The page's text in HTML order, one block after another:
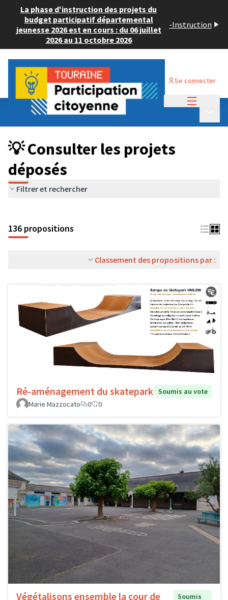
La phase d'instruction des projets du
budget participatif départemental
jeunesse 2026 est en cours : du 06 juillet
2026 au 11 octobre 2026
-Instruction
Se connecter
Budget Participatif JEUNESSE 2024
💡 Consulter les projets déposés
💡 Consulter les projets
déposés
Filtrer et rechercher
136 propositions
Classement des propositions par :
Ré-aménagement du skatepark Soumis au vote
Marie Mazzocato
0 0
Végétalisons ensemble la cour de
Soumis